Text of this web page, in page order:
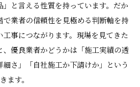
」と言える性質を持っています。だか
で業者の信頼性を見極める判断軸を持
工事につながります。現場を見てきた
、優良業者かどうかは「施工実績の透
細さ」「自社施工か下請けか」という
ます。